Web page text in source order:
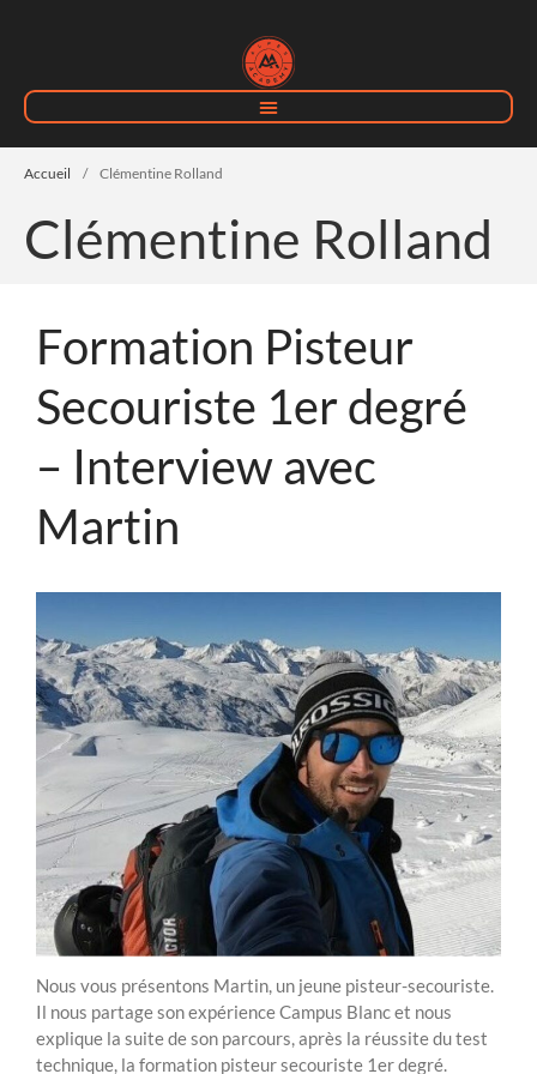
Home
Campus Blanc
Devenir moniteur de ski
Formation Pisteur Secouriste
Campus Bleu
Moniteur IKO – Interview avec
Adrien
DEUX MOIS DE FORMATION
CAMPUS BLANC
La check-list des essentiels à
apporter en station de ski
Comment devenir moniteur de
ski ? Métier et formation
Citation
Evènement
Formation
Accueil / Clémentine Rolland
Clémentine Rolland
Formation Pisteur
Secouriste 1er degré
– Interview avec
Martin
Nous vous présentons Martin, un jeune pisteur-secouriste.
Il nous partage son expérience Campus Blanc et nous
explique la suite de son parcours, après la réussite du test
technique, la formation pisteur secouriste 1er degré.